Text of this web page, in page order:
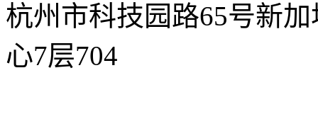
杭州市科技园路65号新
心7层704